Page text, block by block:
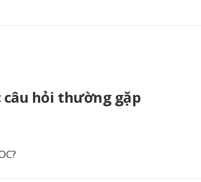
câu hỏi thường gặp